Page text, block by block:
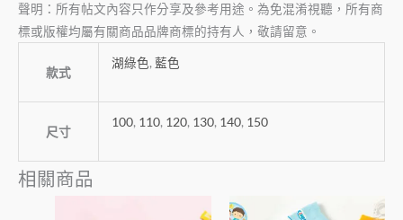
聲明：所有帖文內容只作分享及參考用途。為免混淆視聽，所有商
標或版權均屬有關商品品牌商標的持有人，敬請留意。
款式
湖綠色, 藍色
尺寸
100, 110, 120, 130, 140, 150
相關商品